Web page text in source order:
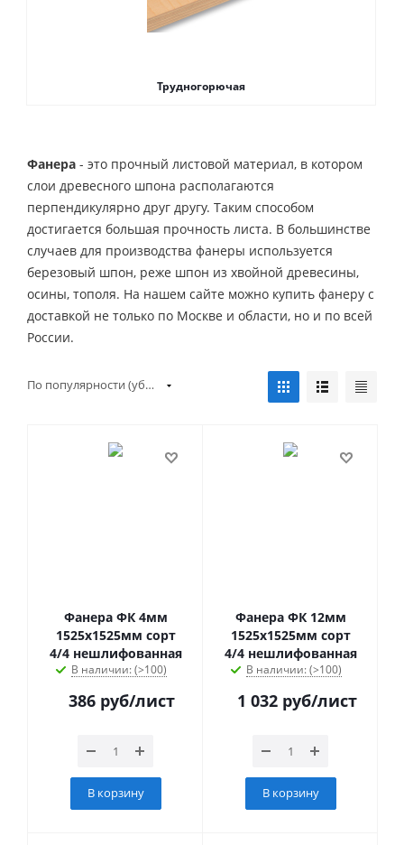
Трудногорючая
Фанера - это прочный листовой материал, в котором
слои древесного шпона располагаются
перпендикулярно друг другу. Таким способом
достигается большая прочность листа. В большинстве
случаев для производства фанеры используется
березовый шпон, реже шпон из хвойной древесины,
осины, тополя. На нашем сайте можно купить фанеру с
доставкой не только по Москве и области, но и по всей
России.
По популярности (убывание)
Фанера ФК 4мм
1525х1525мм сорт
4/4 нешлифованная
В наличии: (>100)
386 руб/лист
В корзину
Фанера ФК 12мм
1525х1525мм сорт
4/4 нешлифованная
В наличии: (>100)
1 032руб/лист
В корзину